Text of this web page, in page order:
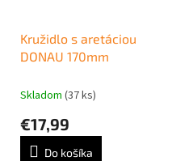
Kružidlo s aretáciou
DONAU 170mm
Skladom (37 ks)
€17,99
Do košíka